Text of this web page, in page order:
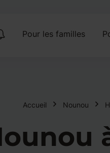
Pour les familles
Accueil Nounou